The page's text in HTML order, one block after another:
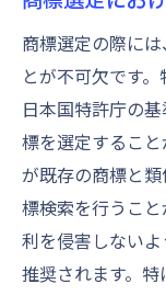
商標選定の際に
とが不可欠です
日本国特許庁の
標を選定するこ
が既存の商標と
標検索を行うこ
利を侵害しない
推奨されます。特